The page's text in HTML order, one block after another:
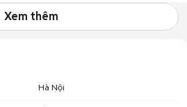
Xem thêm
Hà Nội